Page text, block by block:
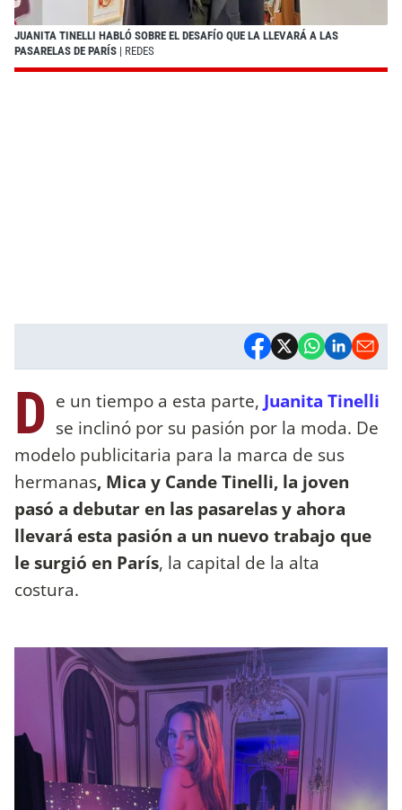
JUANITA TINELLI HABLÓ SOBRE EL DESAFÍO QUE LA LLEVARÁ A LAS
PASARELAS DE PARÍS | REDES
D e un tiempo a esta parte, Juanita Tinelli
se inclinó por su pasión por la moda. De
modelo publicitaria para la marca de sus
hermanas, Mica y Cande Tinelli, la joven
pasó a debutar en las pasarelas y ahora
llevará esta pasión a un nuevo trabajo que
le surgió en París, la capital de la alta
costura.